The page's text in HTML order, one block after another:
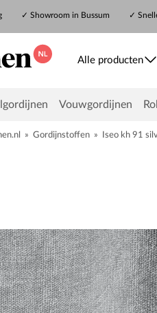
✓ Showroom in Bussum ✓
Alle producten
Vouwgordijnen
» Gordijnstoffen » Iseo kh 91